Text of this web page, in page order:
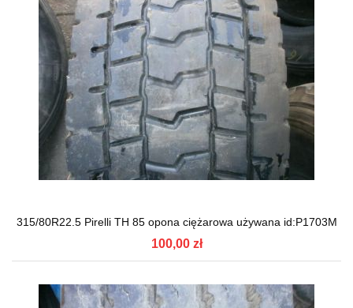
315/80R22.5 Pirelli TH 85 opona ciężarowa używana id:P1703M
100,00 zł